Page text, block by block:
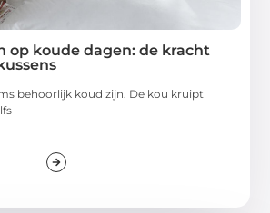
op koude dagen: de kracht
behoorlijk koud zijn. De kou kruipt